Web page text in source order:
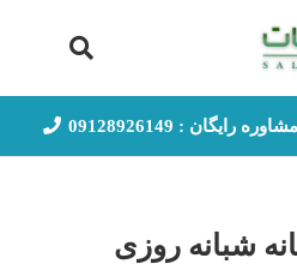
رایگان : 09128926149
شبانه‌ روزی